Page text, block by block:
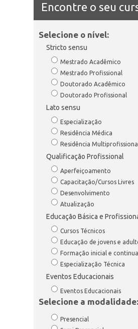
Encontre o seu
Selecione o nível:
Stricto sensu
Mestrado Acadêmico
Mestrado Profissional
Doutorado Acadêmico
Doutorado Profissional
Lato sensu
Especialização
Residência Médica
Residência
Qualificação Profissional
Aperfeiçoamento
Capacitação/Cursos Livres
Desenvolvimento
Atualização
Educação Básica e
Cursos Técnicos
Educação de jovens e
Formação inicial e
Especialização Técnica
Eventos Educacionais
Eventos Educacionais
Selecione a modalidade:
Presencial